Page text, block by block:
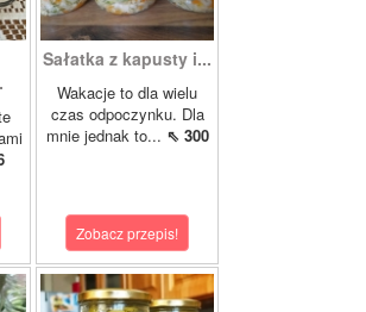
Sałatka z kapusty i...
Wakacje to dla wielu
czas odpoczynku. Dla
mnie jednak to... ⇖ 300
Zobacz przepis!